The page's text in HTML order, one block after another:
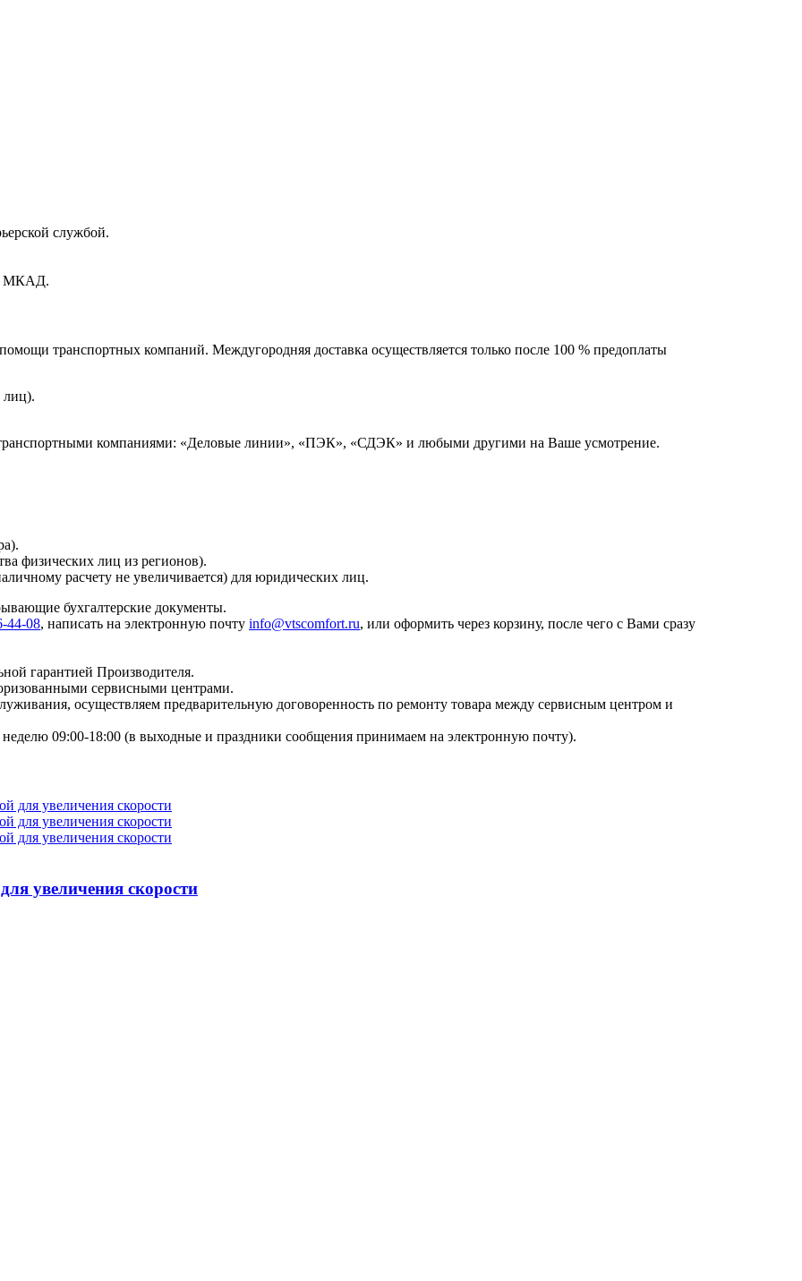
службой.
МКАД.
транспортных компаний. Междугородняя доставка осуществляется только после 100 % предоплаты
лиц).
компаниями: «Деловые линии», «ПЭК», «СДЭК» и любыми другими на Ваше усмотрение.
физических лиц из регионов).
расчету не увеличивается) для юридических лиц.
бухгалтерские документы.
44-08, написать на электронную почту info@vtscomfort.ru, или оформить через корзину, после чего с Вами сразу
гарантией Производителя.
сервисными центрами.
осуществляем предварительную договоренность по ремонту товара между сервисным центром и
09:00-18:00 (в выходные и праздники сообщения принимаем на электронную почту).
увеличения скорости